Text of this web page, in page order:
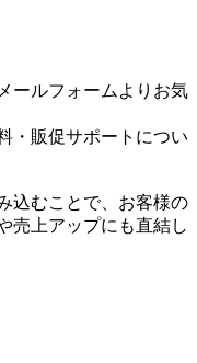
ールフォームよりお気
・販促サポートについ
込むことで、お客様の
売上アップにも直結し